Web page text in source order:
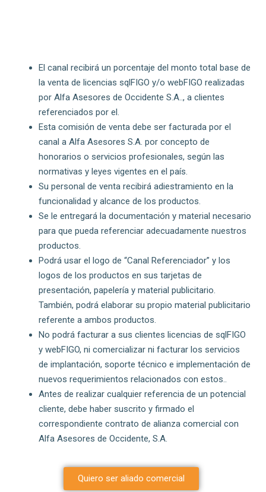
El canal recibirá un porcentaje del monto total base de
la venta de licencias sqlFIGO y/o webFIGO realizadas
por Alfa Asesores de Occidente S.A.., a clientes
referenciados por el.
Esta comisión de venta debe ser facturada por el
canal a Alfa Asesores S.A. por concepto de
honorarios o servicios profesionales, según las
normativas y leyes vigentes en el país.
Su personal de venta recibirá adiestramiento en la
funcionalidad y alcance de los productos.
Se le entregará la documentación y material necesario
para que pueda referenciar adecuadamente nuestros
productos.
Podrá usar el logo de “Canal Referenciador” y los
logos de los productos en sus tarjetas de
presentación, papelería y material publicitario.
También, podrá elaborar su propio material publicitario
referente a ambos productos.
No podrá facturar a sus clientes licencias de sqlFIGO
y webFIGO, ni comercializar ni facturar los servicios
de implantación, soporte técnico e implementación de
nuevos requerimientos relacionados con estos..
Antes de realizar cualquier referencia de un potencial
cliente, debe haber suscrito y firmado el
correspondiente contrato de alianza comercial con
Alfa Asesores de Occidente, S.A.
Quiero ser aliado comercial